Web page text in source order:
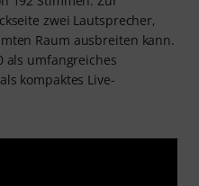
zwei Lautsprecher,
Raum ausbreiten kann.
als umfangreiches
kompaktes Live-